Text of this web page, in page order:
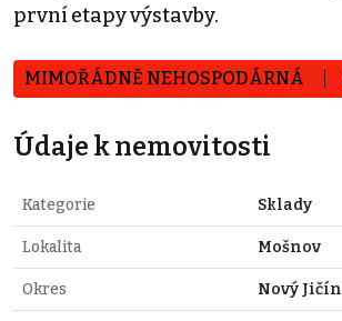
první etapy výstavby.
MIMOŘÁDNĚ NEHOSPODÁRNÁ
Údaje k nemovitosti
Kategorie Sklady
Lokalita Mošnov
Okres Nový Jičín